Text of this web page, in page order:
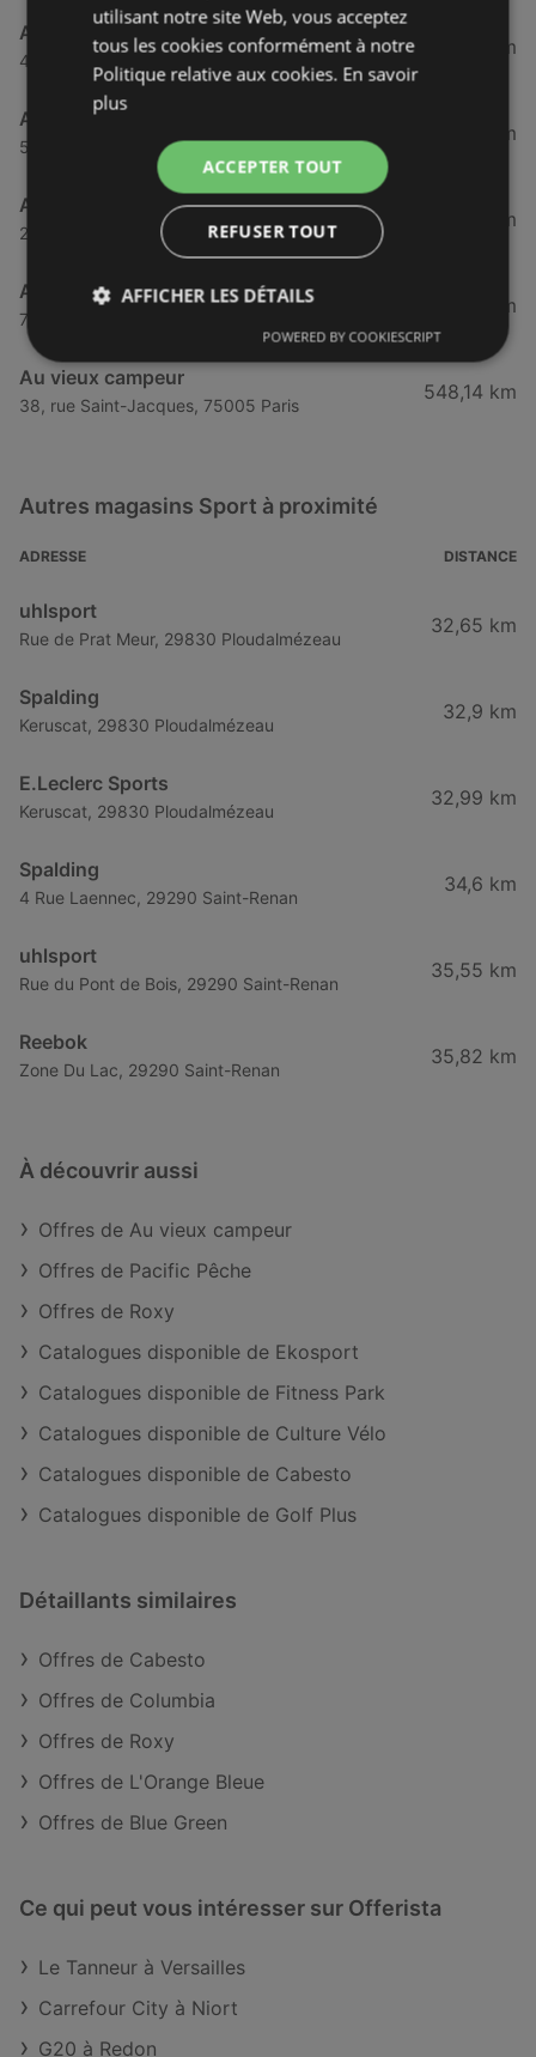
Au vieux campeur
40bis, rue Saint-Jacques, 75005 Paris
547,94 km
Au vieux campeur
5, Place Paul-Painlevé, 75005 Paris
548,09 km
Au vieux campeur
25, rue du Sommerard, 75005 Paris
548,12 km
Au vieux campeur
75, rue Saint-Jacques, 75005 Paris
548,13 km
Au vieux campeur
38, rue Saint-Jacques, 75005 Paris
548,14 km
Autres magasins Sport à proximité
ADRESSE DISTANCE
uhlsport
Rue de Prat Meur, 29830 Ploudalmézeau
32,65 km
Spalding
Keruscat, 29830 Ploudalmézeau
32,9 km
E.Leclerc Sports
Keruscat, 29830 Ploudalmézeau
32,99 km
Spalding
4 Rue Laennec, 29290 Saint-Renan
34,6 km
uhlsport
Rue du Pont de Bois, 29290 Saint-Renan
35,55 km
Reebok
Zone Du Lac, 29290 Saint-Renan
35,82 km
À découvrir aussi
Offres de Au vieux campeur
Offres de Pacific Pêche
Offres de Roxy
Catalogues disponible de Ekosport
Catalogues disponible de Fitness Park
Catalogues disponible de Culture Vélo
Catalogues disponible de Cabesto
Catalogues disponible de Golf Plus
Détaillants similaires
Offres de Cabesto
Offres de Columbia
Offres de Roxy
Offres de L'Orange Bleue
Offres de Blue Green
Ce qui peut vous intéresser sur Offerista
Le Tanneur à Versailles
Carrefour City à Niort
G20 à Redon
utilisant notre site Web, vous acceptez
tous les cookies conformément à notre
Politique relative aux cookies. En savoir
plus
ACCEPTER TOUT
REFUSER TOUT
AFFICHER LES DÉTAILS
POWERED BY COOKIESCRIPT